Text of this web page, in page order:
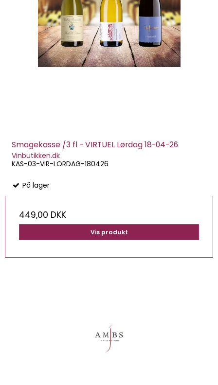
Smagekasse /3 fl - VIRTUEL Lørdag 18-04-26
Vinbutikken.dk
KAS-03-VIR-LORDAG-180426
På lager
449,00 DKK
Vis produkt